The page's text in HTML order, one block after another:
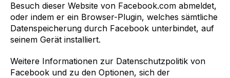
Besuch dieser Website von Facebook.com abmeldet,
oder indem er ein Browser-Plugin, welches sämtliche
Datenspeicherung durch Facebook unterbindet, auf
seinem Gerät installiert.
Weitere Informationen zur Datenschutzpolitik von
Facebook und zu den Optionen, sich der